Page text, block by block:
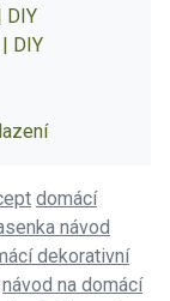
DIY
DIY
domácí
návod
dekorativní
návod na domácí